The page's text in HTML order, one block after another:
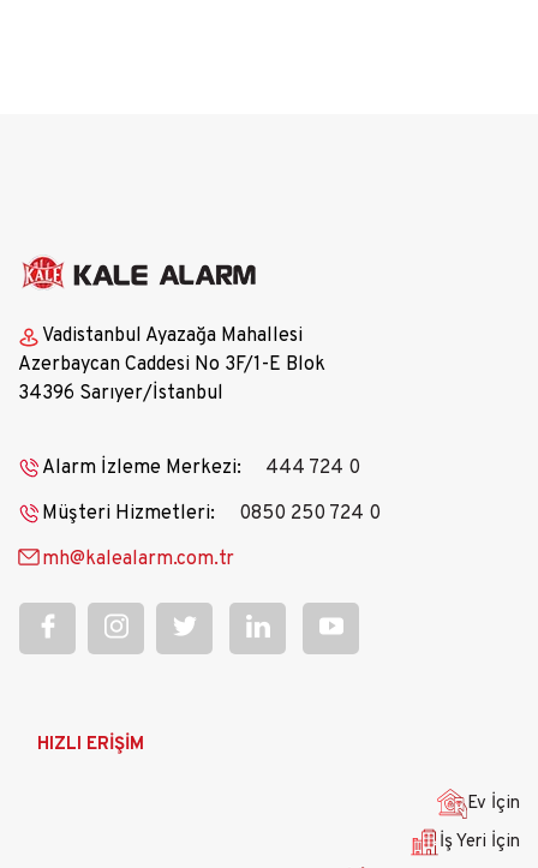
Vadistanbul Ayazağa Mahallesi
Azerbaycan Caddesi No 3F/1-E Blok
34396 Sarıyer/İstanbul
Alarm İzleme Merkezi:
444 724 0
Müşteri Hizmetleri:
0850 250 724 0
mh@kalealarm.com.tr
AnaHIZLI ERİŞİM
Ev İçin
İş Yeri İçin